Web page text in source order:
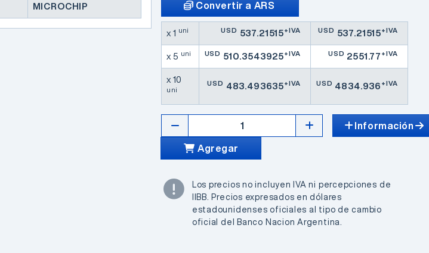
MICROCHIP Convertir a ARS
x 1 uni USD 537.21515+IVA USD 537.21515+IVA
x 5 uni USD 510.3543925+IVA USD 2551.77 +IVA
x 10
uni
USD 483.493635+IVA USD 4834.936 +IVA
Agregar
Información
Los precios no incluyen IVA ni percepciones de
IIBB. Precios expresados en dólares
estadounidenses oficiales al tipo de cambio
oficial del Banco Nacion Argentina.